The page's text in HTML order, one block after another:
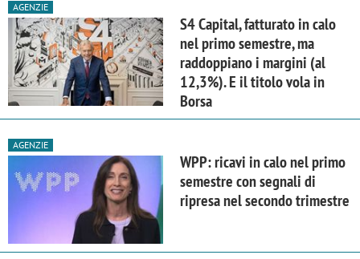
AGENZIE
S4 Capital, fatturato in calo
nel primo semestre, ma
raddoppiano i margini (al
12,3%). E il titolo vola in
Borsa
AGENZIE
WPP: ricavi in calo nel primo
semestre con segnali di
ripresa nel secondo trimestre